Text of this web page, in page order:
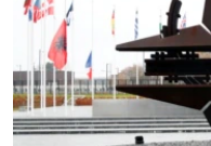
Learning English
СОЦИАЛЬНЫЕ СЕТИ